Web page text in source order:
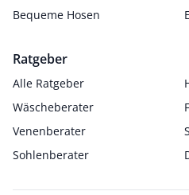
Bequeme Hosen
Ratgeber
Alle Ratgeber
Wäscheberater
Venenberater
Sohlenberater